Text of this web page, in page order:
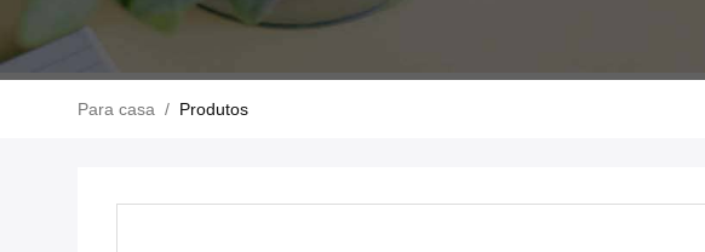
Para casa / Produtos